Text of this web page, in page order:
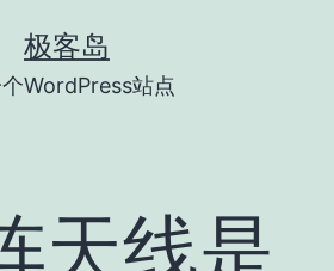
极客岛
WordPress站点
天线是